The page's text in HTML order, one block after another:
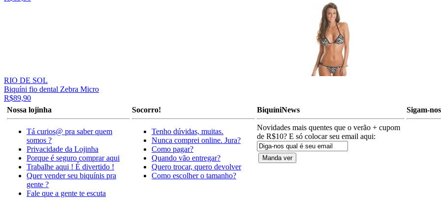
RIO DE SOL
Biquíni fio dental Zebra Micro
R$89,90
Nossa lojinha
Tá curios@ pra saber quem
somos ?
Privacidade da Lojinha
Porque é seguro comprar aqui
Trabalhe aqui ! É divertido !
Quer vender seu biquínis pra
gente ?
Fale que a gente te escuta
Socorro!
Tenho dúvidas, muitas.
Nunca comprei online. Jura?
Como pagar?
Quando vão entregar?
Quero trocar, quero devolver
Como escolher o tamanho?
BiquíniNews
Novidades mais quentes que o verão + cupom
de R$10? E só colocar seu email aqui:
Sigam-